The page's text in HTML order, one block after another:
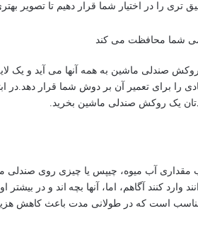
را در اختیار شما قرار دهیم تا تصویر
شما محافظت می کند
صندلی ماشین به همه آنها می آید و یک
برای تعمیر آن بر دوش شما قرار دهد.در
یک روکش صندلی ماشین بخرید.
مقداری آب میوه، چیپس یا چیزی روی
کنند آگاهم، اما، آنها بچه اند و در بیشتر
است که در طولانی مدت باعث کاهش